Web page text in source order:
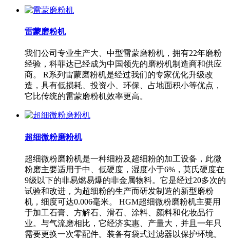
雷蒙磨粉机
我们公司专业生产大、中型雷蒙磨粉机，拥有22年磨粉
经验，科菲达已经成为中国领先的磨粉机制造商和供应
商。 R系列雷蒙磨粉机是经过我们的专家优化升级改
造，具有低损耗、投资小、环保、占地面积小等优点，
它比传统的雷蒙磨粉机效率更高。
超细微粉磨粉机
超细微粉磨粉机是一种细粉及超细粉的加工设备，此微
粉磨主要适用于中、低硬度，湿度小于6%，莫氏硬度在
9级以下的非易燃易爆的非金属物料。它是经过20多次的
试验和改进，为超细粉的生产而研发制造的新型磨粉
机，细度可达0.006毫米。 HGM超细微粉磨粉机主要用
于加工石膏、方解石、滑石、涂料、颜料和化妆品行
业。与气流磨相比，它经济实惠、产量大，并且一年只
需要更换一次零配件。装备有袋式过滤器以保护环境。